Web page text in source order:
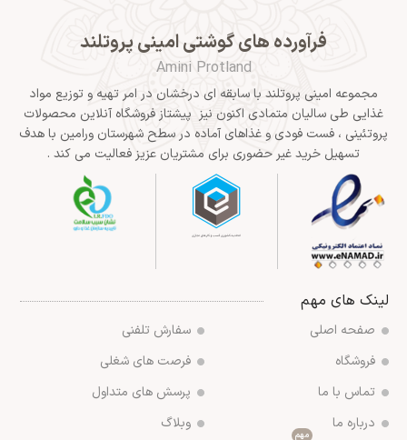
فرآورده های گوشتی امینی پروتلند
Amini Protland
مجموعه امینی پروتلند با سابقه ای درخشان در امر تهیه و توزیع مواد
غذایی طی سالیان متمادی اکنون نیز پیشتاز فروشگاه آنلاین محصولات
پروتئینی ، فست فودی و غذاهای آماده در سطح شهرستان ورامین با هدف
تسهیل خرید غیر حضوری برای مشتریان عزیز فعالیت می کند .
لینک های مهم
صفحه اصلی
فروشگاه
تماس با ما
درباره ما
مهم
سفارش تلفنی
فرصت های شغلی
پرسش های متداول
وبلاگ